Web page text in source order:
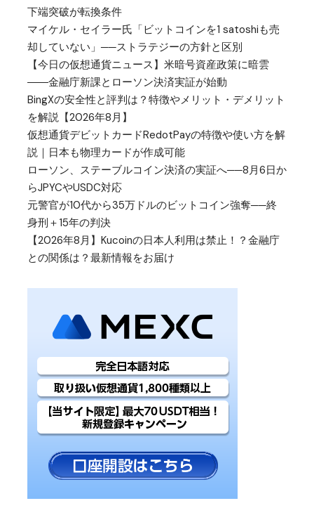
下端突破が転換条件
マイケル・セイラー氏「ビットコインを1 satoshiも売
却していない」──ストラテジーの方針と区別
【今日の仮想通貨ニュース】米暗号資産政策に暗雲
――金融庁新課とローソン決済実証が始動
BingXの安全性と評判は？特徴やメリット・デメリット
を解説【2026年8月】
仮想通貨デビットカードRedotPayの特徴や使い方を解
説｜日本も物理カードが作成可能
ローソン、ステーブルコイン決済の実証へ──8月6日か
らJPYCやUSDC対応
元警官が10代から35万ドルのビットコイン強奪──終
身刑＋15年の判決
【2026年8月】Kucoinの日本人利用は禁止！？金融庁
との関係は？最新情報をお届け